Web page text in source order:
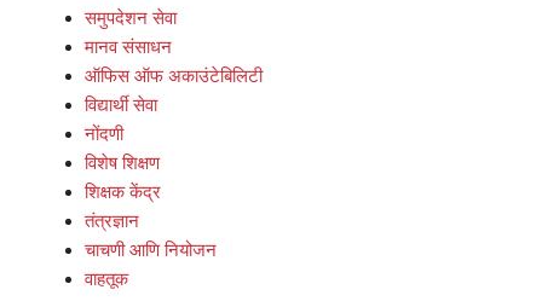
समुपदेशन सेवा
मानव संसाधन
ऑफिस ऑफ अकाउंटेबिलिटी
विद्यार्थी सेवा
नोंदणी
विशेष शिक्षण
शिक्षक केंद्र
तंत्रज्ञान
चाचणी आणि नियोजन
वाहतूक